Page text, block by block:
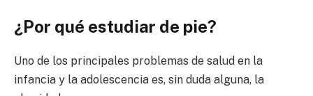
¿Por qué estudiar de pie?
Uno de los principales problemas de salud en la
infancia y la adolescencia es, sin duda alguna, la